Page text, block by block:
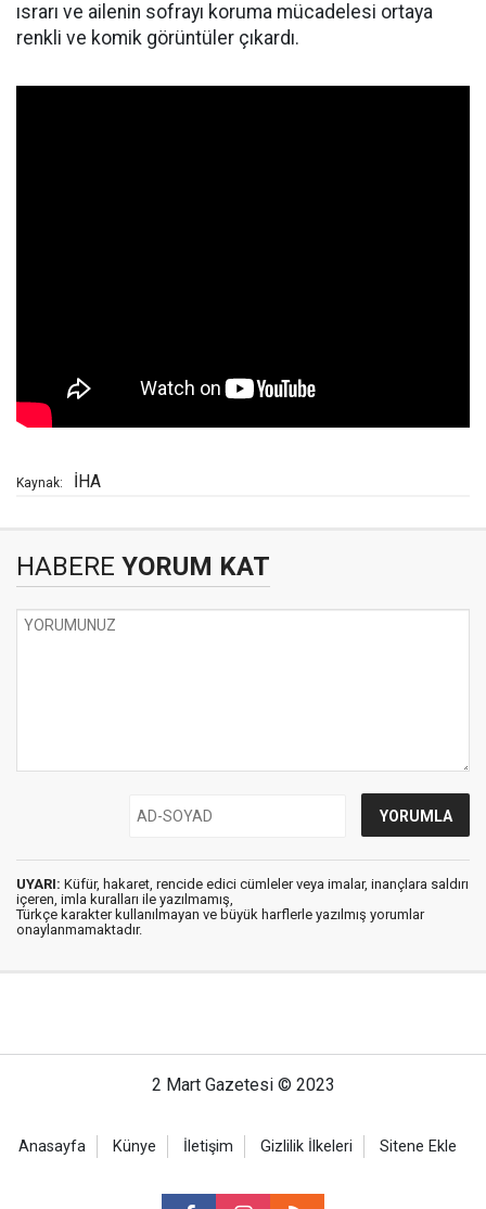
ısrarı ve ailenin sofrayı koruma mücadelesi ortaya
renkli ve komik görüntüler çıkardı.
Kaynak: İHA
HABERE YORUM KAT
UYARI: Küfür, hakaret, rencide edici cümleler veya imalar, inançlara saldırı
içeren, imla kuralları ile yazılmamış,
Türkçe karakter kullanılmayan ve büyük harflerle yazılmış yorumlar
onaylanmamaktadır.
2 Mart Gazetesi © 2023
Anasayfa Künye İletişim Gizlilik İlkeleri Sitene Ekle